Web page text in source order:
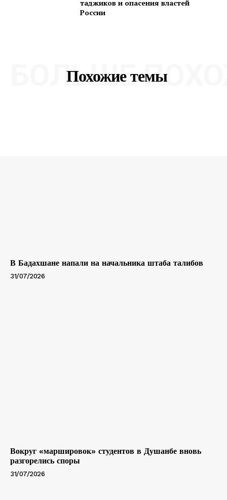
таджиков и опасения властей
России
Похожие темы
БОЛЬШЕ
В Бадахшане напали на начальника штаба талибов
31/07/2026
Вокруг «маршировок» студентов в Душанбе вновь
разгорелись споры
31/07/2026